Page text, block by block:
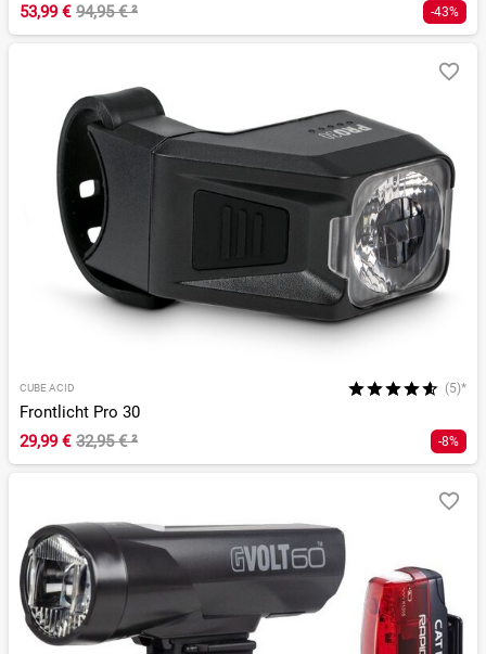
53,99 € 94,95 €² -43%
CUBE ACID (5)*
Frontlicht Pro 30
29,99 € 32,95 €² -8%